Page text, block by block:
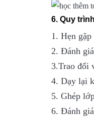
6. Quy
1. Hẹn
2. Đánh
3.Trao đổi
4. Dạy lại
5. Ghép
6. Đánh